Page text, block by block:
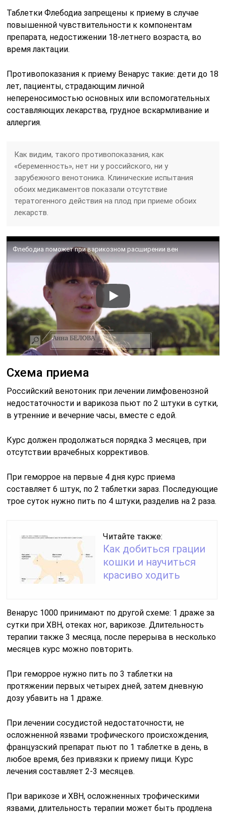
Таблетки Флебодиа запрещены к приему в случае
повышенной чувствительности к компонентам
препарата, недостижении 18-летнего возраста, во
время лактации.
Противопоказания к приему Венарус такие: дети до 18
лет, пациенты, страдающим личной
непереносимостью основных или вспомогательных
составляющих лекарства, грудное вскармливание и
аллергия.
Как видим, такого противопоказания, как
«беременность», нет ни у российского, ни у
зарубежного венотоника. Клинические испытания
обоих медикаментов показали отсутствие
тератогенного действия на плод при приеме обоих
лекарств.
Флебодиа поможет при варикозном расширении вен
Схема приема
Российский венотоник при лечении лимфовенозной
недостаточности и варикоза пьют по 2 штуки в сутки,
в утренние и вечерние часы, вместе с едой.
Курс должен продолжаться порядка 3 месяцев, при
отсутствии врачебных коррективов.
При геморрое на первые 4 дня курс приема
составляет 6 штук, по 2 таблетки зараз. Последующие
трое суток нужно пить по 4 штуки, разделив на 2 раза.
Читайте также:
Как добиться грации
кошки и научиться
красиво ходить
Венарус 1000 принимают по другой схеме: 1 драже за
сутки при ХВН, отеках ног, варикозе. Длительность
терапии также 3 месяца, после перерыва в несколько
месяцев курс можно повторить.
При геморрое нужно пить по 3 таблетки на
протяжении первых четырех дней, затем дневную
дозу убавить на 1 драже.
При лечении сосудистой недостаточности, не
осложненной язвами трофического происхождения,
французский препарат пьют по 1 таблетке в день, в
любое время, без привязки к приему пищи. Курс
лечения составляет 2-3 месяцев.
При варикозе и ХВН, осложненных трофическими
язвами, длительность терапии может быть продлена